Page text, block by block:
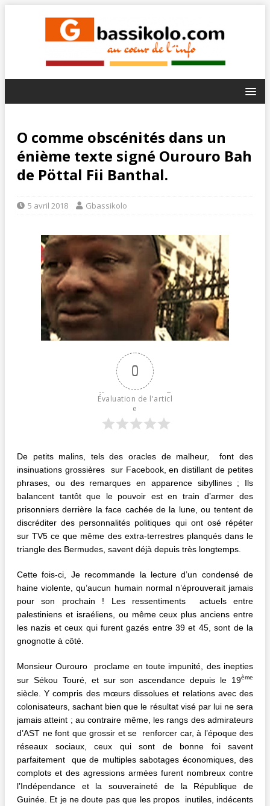
O comme obscénités dans un
énième texte signé Ourouro Bah
de Pöttal Fii Banthal.
5 avril 2018 Gbassikolo
0
Évaluation de l'articl
e
De petits malins, tels des oracles de malheur, font des
insinuations grossières sur Facebook, en distillant de petites
phrases, ou des remarques en apparence sibyllines ; Ils
balancent tantôt que le pouvoir est en train d’armer des
prisonniers derrière la face cachée de la lune, ou tentent de
discréditer des personnalités politiques qui ont osé répéter
sur TV5 ce que même des extra-terrestres planqués dans le
triangle des Bermudes, savent déjà depuis très longtemps.
Cette fois-ci, Je recommande la lecture d’un condensé de
haine violente, qu’aucun humain normal n’éprouverait jamais
pour son prochain ! Les ressentiments actuels entre
palestiniens et israéliens, ou même ceux plus anciens entre
les nazis et ceux qui furent gazés entre 39 et 45, sont de la
gnognotte à côté.
Monsieur Ourouro proclame en toute impunité, des inepties
sur Sékou Touré, et sur son ascendance depuis le 19ème
siècle. Y compris des mœurs dissolues et relations avec des
colonisateurs, sachant bien que le résultat visé par lui ne sera
jamais atteint ; au contraire même, les rangs des admirateurs
d’AST ne font que grossir et se renforcer car, à l’époque des
réseaux sociaux, ceux qui sont de bonne foi savent
parfaitement que de multiples sabotages économiques, des
complots et des agressions armées furent nombreux contre
l’Indépendance et la souveraineté de la République de
Guinée. Et je ne doute pas que les propos inutiles, indécents